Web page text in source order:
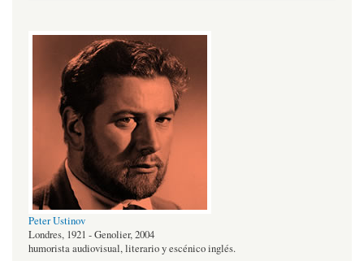
Peter Ustinov
Londres, 1921 - Genolier, 2004
humorista audiovisual, literario y escénico inglés.